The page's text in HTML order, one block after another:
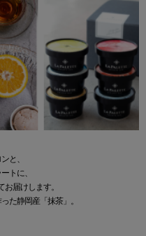
と、
トに、
届けします。
た静岡産「抹茶」。